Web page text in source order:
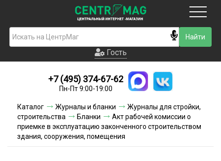
Гость
Новинки
Условия доставки
Условия оплаты
Гость
+7 (495) 374-67-62
Пн-Пт 9:00-19:00
Каталог Журналы и бланки
Журналы для стройки,
строительства
Бланки
Акт рабочей комиссии о
приемке в эксплуатацию законченного строительством
здания, сооружения, помещения